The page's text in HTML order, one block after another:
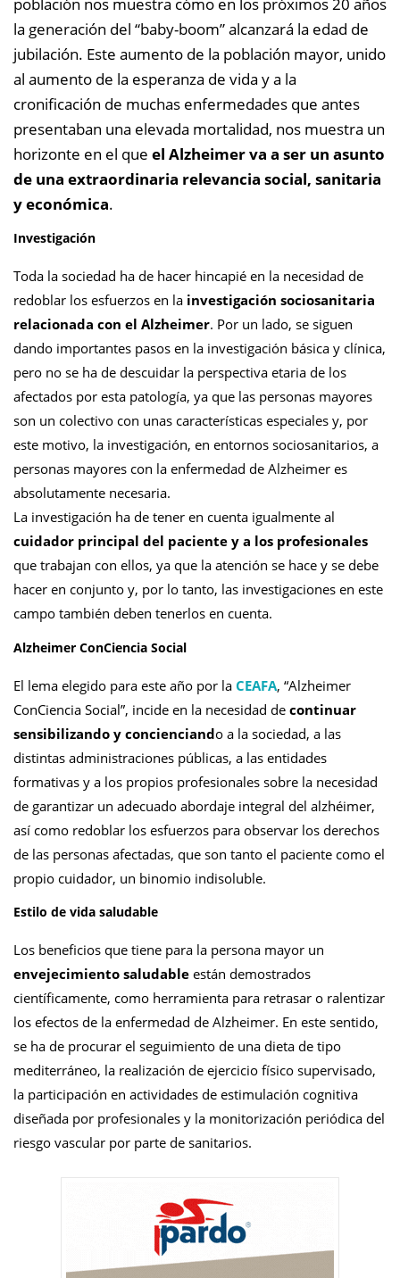
la generación del “baby-boom” alcanzará la edad de
jubilación. Este aumento de la población mayor, unido
al aumento de la esperanza de vida y a la
cronificación de muchas enfermedades que antes
presentaban una elevada mortalidad, nos muestra un
horizonte en el que el Alzheimer va a ser un asunto
de una extraordinaria relevancia social, sanitaria
y económica.
Investigación
Toda la sociedad ha de hacer hincapié en la necesidad de
redoblar los esfuerzos en la investigación sociosanitaria
relacionada con el Alzheimer. Por un lado, se siguen
dando importantes pasos en la investigación básica y clínica,
pero no se ha de descuidar la perspectiva etaria de los
afectados por esta patología, ya que las personas mayores
son un colectivo con unas características especiales y, por
este motivo, la investigación, en entornos sociosanitarios, a
personas mayores con la enfermedad de Alzheimer es
absolutamente necesaria.
La investigación ha de tener en cuenta igualmente al
cuidador principal del paciente y a los profesionales
que trabajan con ellos, ya que la atención se hace y se debe
hacer en conjunto y, por lo tanto, las investigaciones en este
campo también deben tenerlos en cuenta.
Alzheimer ConCiencia Social
El lema elegido para este año por la CEAFA, “Alzheimer
ConCiencia Social”, incide en la necesidad de continuar
sensibilizando y concienciando a la sociedad, a las
distintas administraciones públicas, a las entidades
formativas y a los propios profesionales sobre la necesidad
de garantizar un adecuado abordaje integral del alzhéimer,
así como redoblar los esfuerzos para observar los derechos
de las personas afectadas, que son tanto el paciente como el
propio cuidador, un binomio indisoluble.
Estilo de vida saludable
Los beneficios que tiene para la persona mayor un
envejecimiento saludable están demostrados
científicamente, como herramienta para retrasar o ralentizar
los efectos de la enfermedad de Alzheimer. En este sentido,
se ha de procurar el seguimiento de una dieta de tipo
mediterráneo, la realización de ejercicio físico supervisado,
la participación en actividades de estimulación cognitiva
diseñada por profesionales y la monitorización periódica del
riesgo vascular por parte de sanitarios.